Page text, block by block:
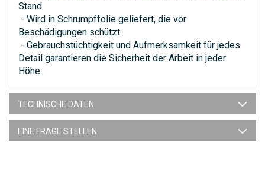
Stand
- Wird in Schrumpffolie geliefert, die vor
Beschädigungen schützt
- Gebrauchstüchtigkeit und Aufmerksamkeit für jedes
Detail garantieren die Sicherheit der Arbeit in jeder
Höhe
TECHNISCHE DATEN
EINE FRAGE STELLEN